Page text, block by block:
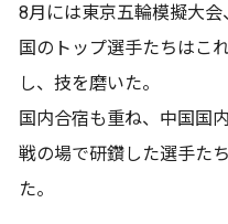
8月には東京五輪模擬大
国のトップ選手たちはこ
し、技を磨いた。
国内合宿も重ね、中国国
戦の場で研鑽した選手た
た。